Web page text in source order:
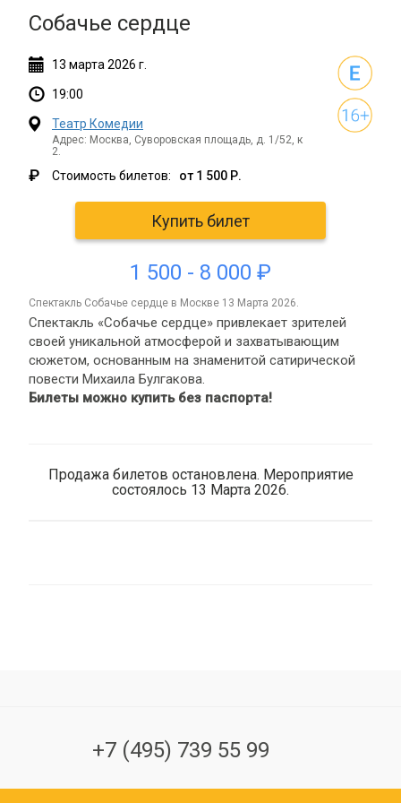
Собачье сердце
13 марта 2026 г.
19:00
Театр Комедии
Адрес: Москва, Суворовская площадь, д. 1/52, к
2.
₽ Стоимость билетов: от 1 500 Р.
Купить билет
1 500 - 8 000 ₽
спектакль Собачье сердце в Москве 13 Марта 2026.
Спектакль «Собачье сердце» привлекает зрителей
своей уникальной атмосферой и захватывающим
сюжетом, основанным на знаменитой сатирической
повести Михаила Булгакова.
Билеты можно купить без паспорта!
Продажа билетов остановлена. Мероприятие
состоялось 13 Марта 2026.
+7 (495) 739 55 99